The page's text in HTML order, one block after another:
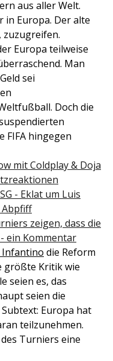
aus aller Welt.
in Europa. Der alte
zuzugreifen.
Europa teilweise
Man
sei
Doch die
FIFA hingegen
mit Coldplay & Doja
- Eklat um Luis
Abpfiff
zeigen, dass die
ein Kommentar
Infantino die Reform
größte Kritik wie
seien es, das
seien die
Europa hat
teilzunehmen.
Turniers eine